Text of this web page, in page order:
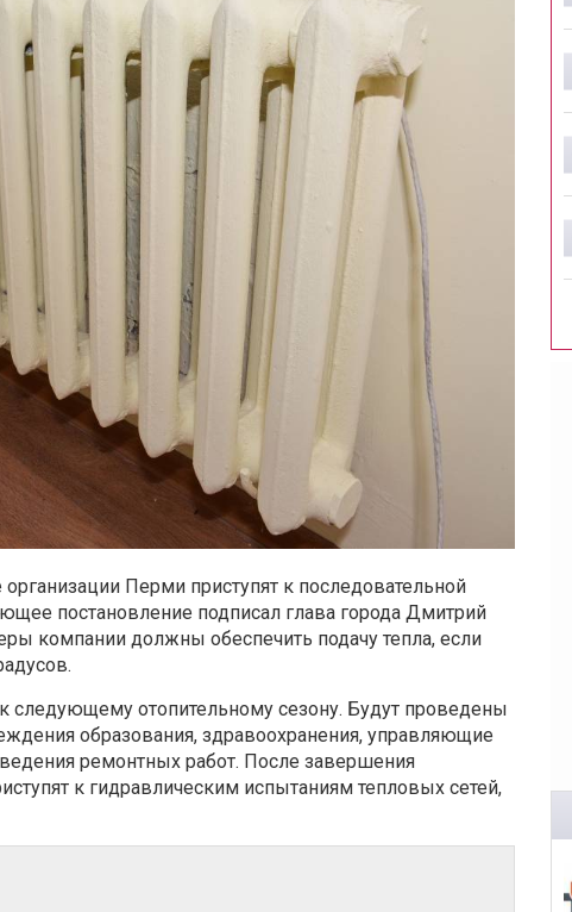
Перми приступят к последовательной
постановление подписал глава города Дмитрий
компании должны обеспечить подачу тепла, если
следующему отопительному сезону. Будут проведены
образования, здравоохранения, управляющие
ремонтных работ. После завершения
к гидравлическим испытаниям тепловых сетей,